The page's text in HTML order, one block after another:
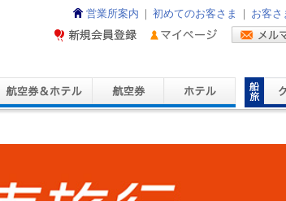
営業所案内 初めてのお客さま お客さ